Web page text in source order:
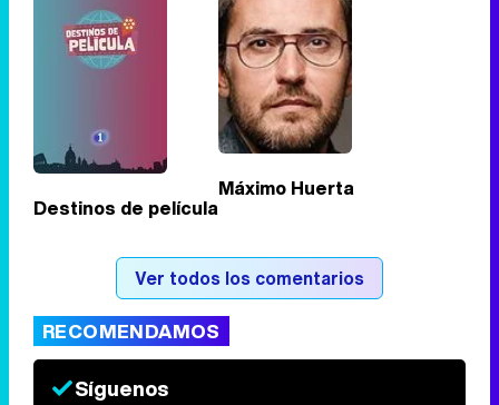
Destinos de película
Máximo Huerta
Ver todos los comentarios
RECOMENDAMOS
Síguenos